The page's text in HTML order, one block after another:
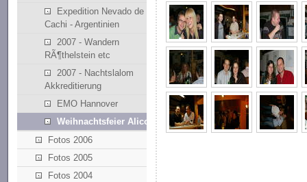
Expedition Nevado de
Cachi - Argentinien
2007 - Wandern
RÃ¶thelstein etc
2007 - Nachtslalom
Akkreditierung
EMO Hannover
Weihnachtsfeier Alicona
Fotos 2006
Fotos 2005
Fotos 2004